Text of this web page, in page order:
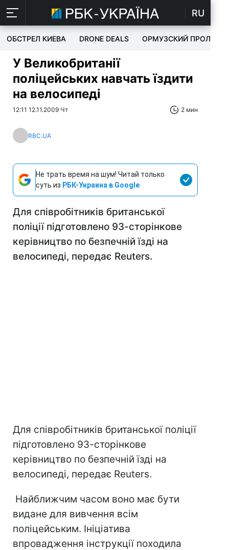
RU
ОБСТРЕЛ КИЕВА DRONE DEALS ОРМУЗСКИЙ ПРОЛИВ
У Великобританії
поліцейських навчать їздити
на велосипеді
12:11 12.11.2009 Чт 2 мин
RBC.UA
Не трать время на шум! Читай только
суть из РБК-Украина в Google
Для співробітників британської
поліції підготовлено 93-сторінкове
керівництво по безпечній їзді на
велосипеді, передає Reuters.
Для співробітників британської поліції
підготовлено 93-сторінкове
керівництво по безпечній їзді на
велосипеді, передає Reuters.
Найближчим часом воно має бути
видане для вивчення всім
поліцейським. Ініціатива
впровадження інструкції походила